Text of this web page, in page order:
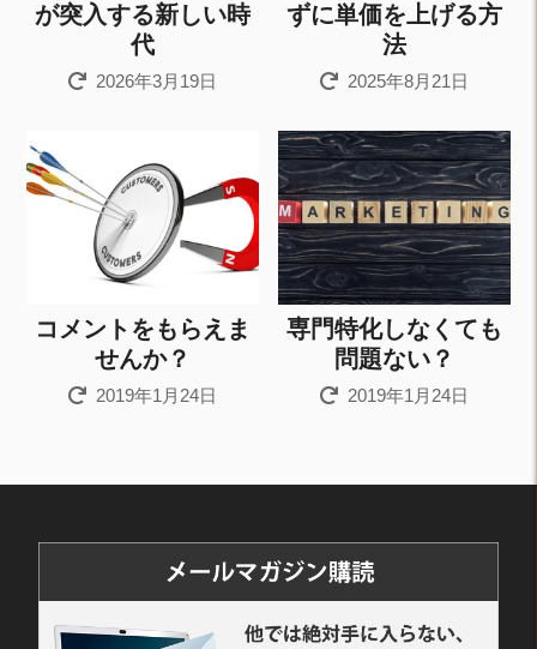
が突入する新しい時
代
2026年3月19日
ずに単価を上げる方
法
2025年8月21日
コメントをもらえま
せんか？
2019年1月24日
専門特化しなくても
問題ない？
2019年1月24日